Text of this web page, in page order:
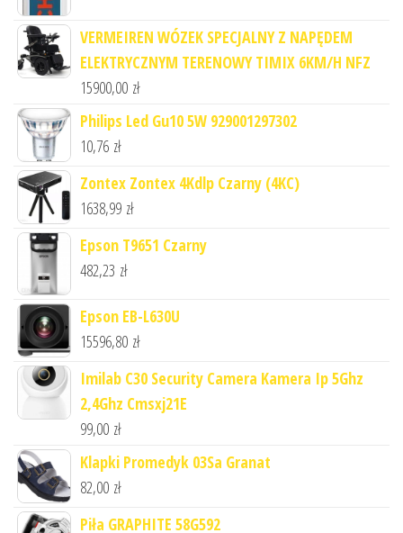
VERMEIREN WÓZEK SPECJALNY Z NAPĘDEM
ELEKTRYCZNYM TERENOWY TIMIX 6KM/H NFZ
15900,00 zł
Philips Led Gu10 5W 929001297302
10,76 zł
Zontex Zontex 4Kdlp Czarny (4KC)
1638,99 zł
Epson T9651 Czarny
482,23 zł
Epson EB-L630U
15596,80 zł
Imilab C30 Security Camera Kamera Ip 5Ghz
2,4Ghz Cmsxj21E
99,00 zł
Klapki Promedyk 03Sa Granat
82,00 zł
Piła GRAPHITE 58G592